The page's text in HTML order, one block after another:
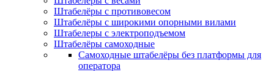
Штабелёры с противовесом
Штабелёры с широкими опорными вилами
Штабелеры с электроподъемом
Штабелёры самоходные
Самоходные штабелёры без платформы для
оператора